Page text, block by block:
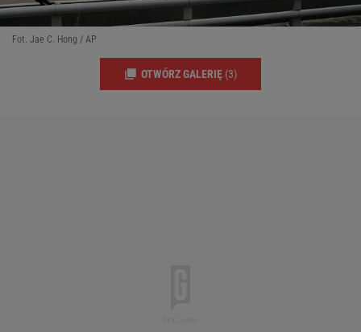
Fot. Jae C. Hong / AP
OTWÓRZ GALERIĘ (3)